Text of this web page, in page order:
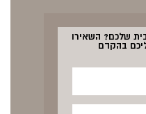
שלכם? השאירו
בהקדם